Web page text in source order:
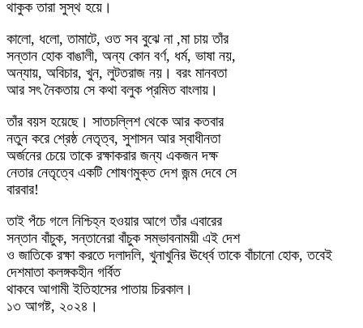
থাকুক তারা সুস্থ হয়ে।
কালো, ধলো, তামাটে, ওত সব বুঝে না ,মা চায় তাঁর
সন্তান হোক বাঙালী, অন্য কোন বর্ণ, ধর্ম, ভাষা নয়,
অন্যায়, অবিচার, খুন, লুটতরাজ নয়। বরং মানবতা
আর সৎ নৈকতায় সে কথা বলুক প্রমিত বাংলায়।
তাঁর বয়স হয়েছে। সাতচল্লিশ থেকে আর কতবার
নতুন করে শ্রেষ্ঠ নেতৃত্ব, সুশাসন আর স্বাধীনতা
অর্জনের চেয়ে তাকে রক্ষাকরার জন্য একজন দক্ষ
নেতার নেতৃত্বে একটি শোষণমুক্ত দেশ জন্ম দেবে সে
বারবার!
তাই পঁচে গলে নিশ্চিহ্ন হওয়ার আগে তাঁর এবারের
সন্তান বাঁচুক, সন্তানেরা বাঁচুক সম্ভাবনাময়ী এই দেশ
ও জাতিকে রক্ষা করতে দলাদলি, খুনাখুনির ঊর্ধ্বে তাকে বাঁচানো হোক, তবেই
দেশমাতা কলঙ্গকহীন গর্বিত
থাকবে আগামী ইতিহাসের পাতায় চিরকাল।
১৩ আগষ্ট, ২০২৪।